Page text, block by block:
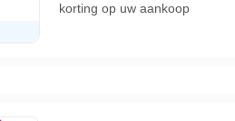
korting op uw aankoop